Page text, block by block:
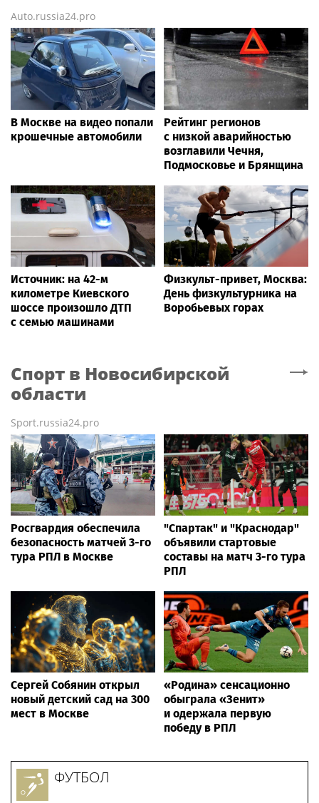
Auto.russia24.pro
В Москве на видео попали
крошечные автомобили
Рейтинг регионов
с низкой аварийностью
возглавили Чечня,
Подмосковье и Брянщина
Источник: на 42-м
километре Киевского
шоссе произошло ДТП
с семью машинами
Физкульт-привет, Москва:
День физкультурника на
Воробьевых горах
Спорт в Новосибирской
области
Sport.russia24.pro
Росгвардия обеспечила
безопасность матчей 3-го
тура РПЛ в Москве
"Спартак" и "Краснодар"
объявили стартовые
составы на матч 3-го тура
РПЛ
Сергей Собянин открыл
новый детский сад на 300
мест в Москве
«Родина» сенсационно
обыграла «Зенит»
и одержала первую
победу в РПЛ
ФУТБОЛ